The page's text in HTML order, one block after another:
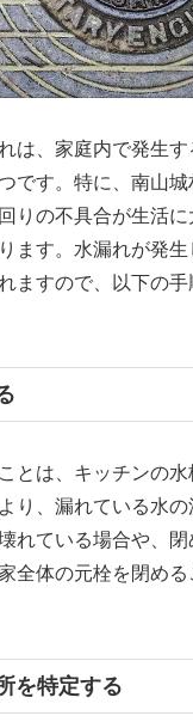
は、家庭内で発生
です。特に、南山
りの不具合が生活
ます。水漏れが発
ますので、以下の手
とは、キッチンの水
り、漏れている水の
れている場合や、
全体の元栓を閉める
を特定する